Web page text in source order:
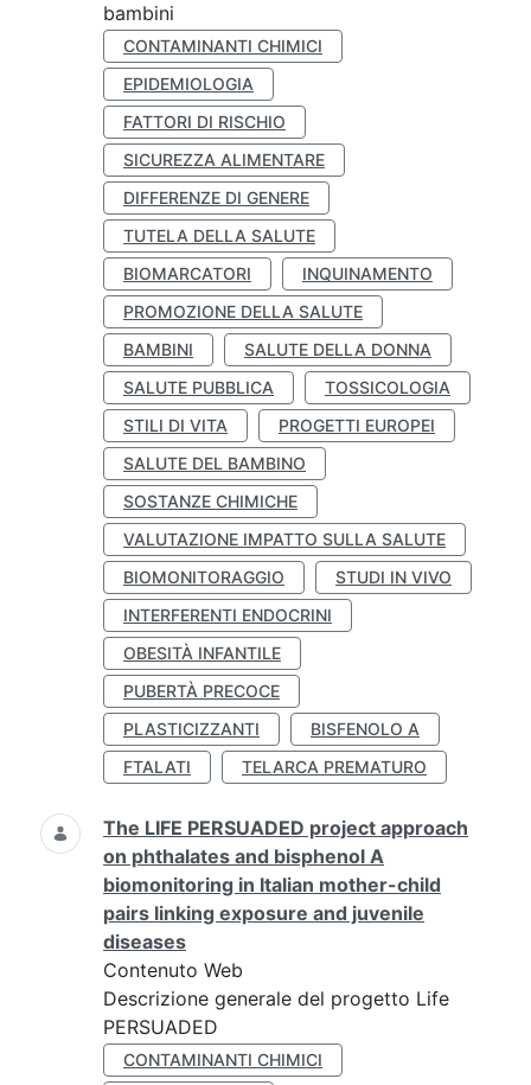
bambini
CONTAMINANTI CHIMICI
EPIDEMIOLOGIA
FATTORI DI RISCHIO
SICUREZZA ALIMENTARE
DIFFERENZE DI GENERE
TUTELA DELLA SALUTE
BIOMARCATORI
INQUINAMENTO
PROMOZIONE DELLA SALUTE
BAMBINI
SALUTE DELLA DONNA
SALUTE PUBBLICA
TOSSICOLOGIA
STILI DI VITA
PROGETTI EUROPEI
SALUTE DEL BAMBINO
SOSTANZE CHIMICHE
VALUTAZIONE IMPATTO SULLA SALUTE
BIOMONITORAGGIO
STUDI IN VIVO
INTERFERENTI ENDOCRINI
OBESITÀ INFANTILE
PUBERTÀ PRECOCE
PLASTICIZZANTI
BISFENOLO A
FTALATI
TELARCA PREMATURO
The LIFE PERSUADED project approach
on phthalates and bisphenol A
biomonitoring in Italian mother-child
pairs linking exposure and juvenile
diseases
Contenuto Web
Descrizione generale del progetto Life
PERSUADED
CONTAMINANTI CHIMICI